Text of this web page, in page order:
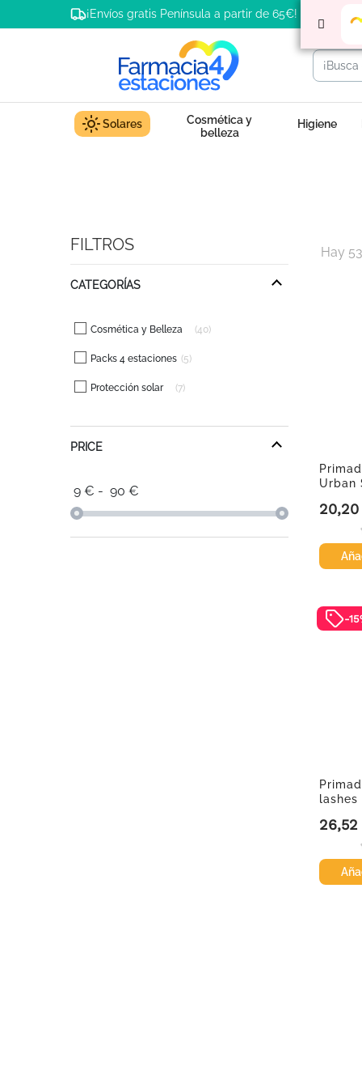
¡Envíos gratis Península a partir de 65€!
Solares
Cosmética y
belleza
Higiene
FILTROS
CATEGORÍAS
Cosmética y Belleza 40
Packs 4 estaciones 5
Protección solar 7
PRICE
9 € - 90 €
Hay
Urban
Precio
Precio
-